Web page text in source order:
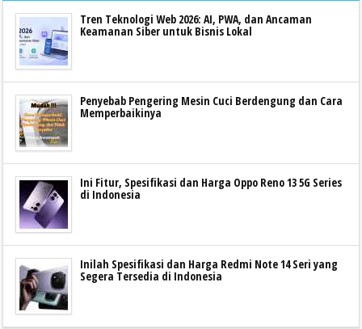
Tren Teknologi Web 2026: AI, PWA, dan Ancaman
Keamanan Siber untuk Bisnis Lokal
Penyebab Pengering Mesin Cuci Berdengung dan Cara
Memperbaikinya
Ini Fitur, Spesifikasi dan Harga Oppo Reno 13 5G Series
di Indonesia
Inilah Spesifikasi dan Harga Redmi Note 14 Seri yang
Segera Tersedia di Indonesia